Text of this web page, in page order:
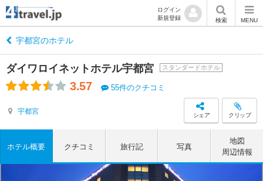
ログイン
新規登録
検索 MENU
宇都宮のホテル
ダイワロイネットホテル宇都宮 スタンダードホテル
3.57 55件のクチコミ
宇都宮 シェア クリップ
ホテル概要 クチコミ 旅行記 写真
地図
周辺情報